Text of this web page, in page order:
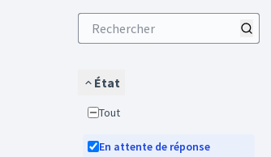
État
Tout
En attente de réponse